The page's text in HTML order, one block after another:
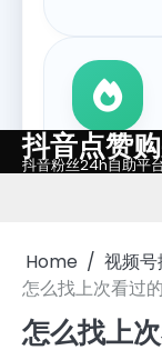
Skip
to
抖音点赞
抖音粉丝24h自助平
Home
视频
怎么找上次看过
怎么找上